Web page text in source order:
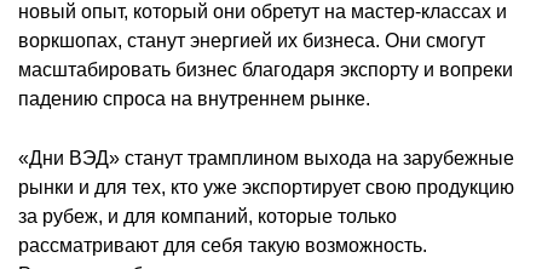
новый опыт, который они обретут на мастер-классах и
воркшопах, станут энергией их бизнеса. Они смогут
масштабировать бизнес благодаря экспорту и вопреки
падению спроса на внутреннем рынке.
«Дни ВЭД» станут трамплином выхода на зарубежные
рынки и для тех, кто уже экспортирует свою продукцию
за рубеж, и для компаний, которые только
рассматривают для себя такую возможность.